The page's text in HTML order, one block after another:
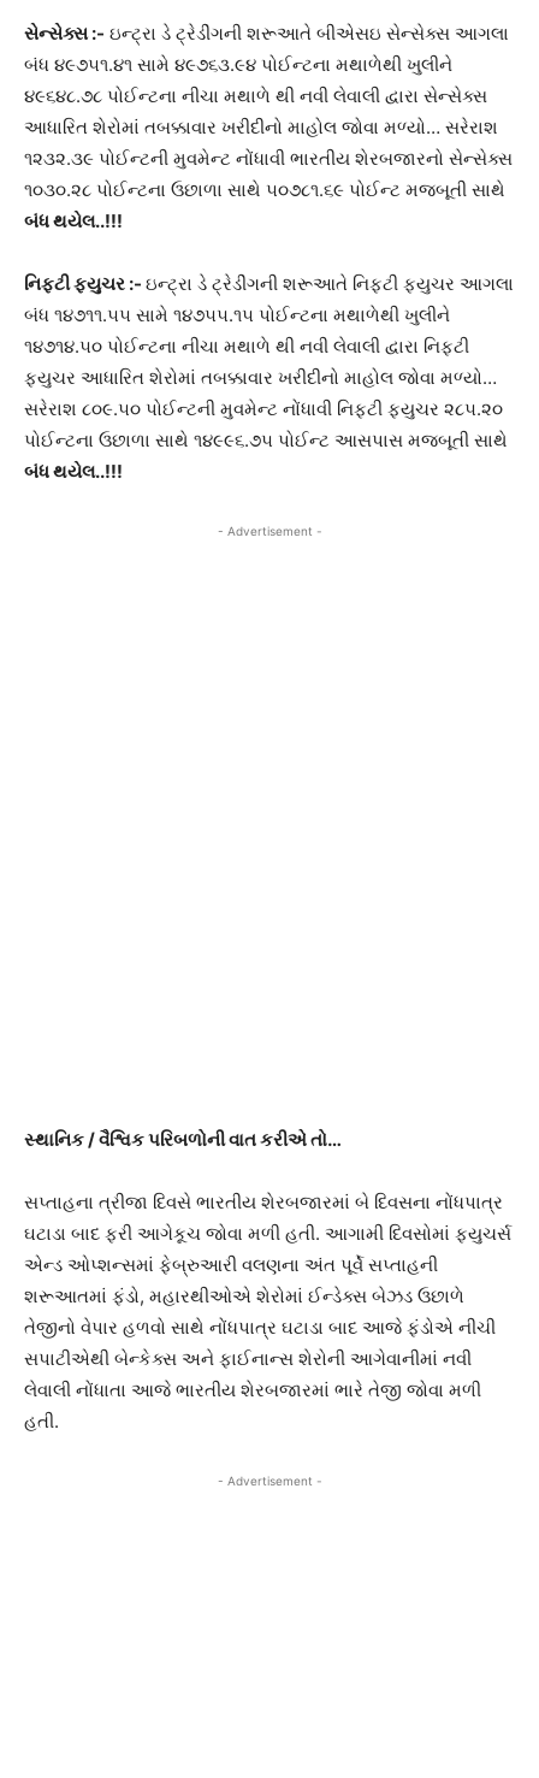
સેન્સેક્સ:- ઇન્ટ્રા ડે ટ્રેડીંગની શરૂઆતે બીએસઇ સેન્સેક્સ આગલા
બંધ ૪૯૭૫૧.૪૧ સામે ૪૯૭૬૩.૯૪ પોઈન્ટના મથાળેથી ખુલીને
૪૯૬૪૮.૭૮ પોઈન્ટના નીચા મથાળે થી નવી લેવાલી દ્વારા સેન્સેક્સ
આધારિત શેરોમાં તબક્કાવાર ખરીદીનો માહોલ જોવા મળ્યો… સરેરાશ
૧૨૩૨.૩૯ પોઈન્ટની મુવમેન્ટ નોંધાવી ભારતીય શેરબજારનો સેન્સેક્સ
૧૦૩૦.૨૮ પોઈન્ટના ઉછાળા સાથે ૫૦૭૮૧.૬૯ પોઈન્ટ મજબૂતી સાથે
બંધ થયેલ..!!!
નિફ્ટી ફ્યુચર :- ઇન્ટ્રા ડે ટ્રેડીંગની શરૂઆતે નિફ્ટી ફ્યુચર આગલા
બંધ ૧૪૭૧૧.૫૫ સામે ૧૪૭૫૫.૧૫ પોઈન્ટના મથાળેથી ખુલીને
૧૪૭૧૪.૫૦ પોઈન્ટના નીચા મથાળે થી નવી લેવાલી દ્વારા નિફ્ટી
ફ્યુચર આધારિત શેરોમાં તબક્કાવાર ખરીદીનો માહોલ જોવા મળ્યો…
સરેરાશ ૮૦૯.૫૦ પોઈન્ટની મુવમેન્ટ નોંધાવી નિફ્ટી ફ્યુચર ૨૮૫.૨૦
પોઈન્ટના ઉછાળા સાથે ૧૪૯૯૬.૭૫ પોઈન્ટ આસપાસ મજબૂતી સાથે
બંધ થયેલ..!!!
- Advertisement -
સ્થાનિક/વૈશ્વિક પરિબળોની વાત કરીએ તો…
સપ્તાહના ત્રીજા દિવસે ભારતીય શેરબજારમાં બે દિવસના નોંધપાત્ર
ઘટાડા બાદ ફરી આગેકૂચ જોવા મળી હતી. આગામી દિવસોમાં ફયુચર્સ
એન્ડ ઓપ્શન્સમાં ફેબ્રુઆરી વલણના અંત પૂર્વે સપ્તાહની
શરૂઆતમાં ફંડો, મહારથીઓએ શેરોમાં ઈન્ડેક્સ બેઝડ ઉછાળે
તેજીનો વેપાર હળવો સાથે નોંધપાત્ર ઘટાડા બાદ આજે ફંડોએ નીચી
સપાટીએથી બેન્કેક્સ અને ફાઈનાન્સ શેરોની આગેવાનીમાં નવી
લેવાલી નોંધાતા આજે ભારતીય શેરબજારમાં ભારે તેજી જોવા મળી
હતી.
- Advertisement -